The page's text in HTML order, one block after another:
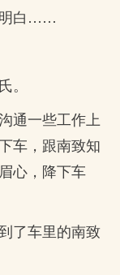
明白……
通一些工作上
车，跟南致知
心，降下车
了车里的南致